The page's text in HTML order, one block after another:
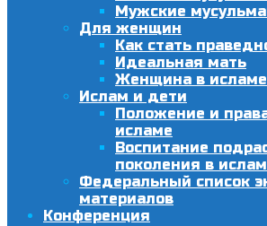
Мужские
Для женщин
Как стать
Идеальная мать
Женщина в исламе
Ислам и дети
Положение и
исламе
Воспитание
поколения в
Федеральный список
материалов
Конференция